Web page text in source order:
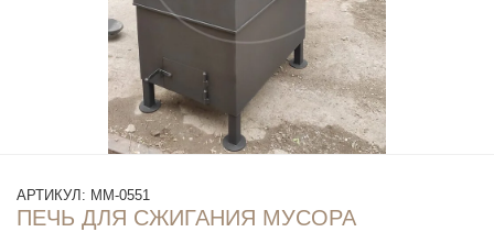
АРТИКУЛ: ММ-0551
ПЕЧЬ ДЛЯ СЖИГАНИЯ МУСОРА